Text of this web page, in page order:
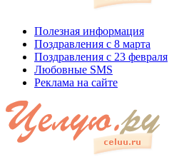
Полезная информация
Поздравления с 8 марта
Поздравления с 23 февраля
Любовные SMS
Реклама на сайте